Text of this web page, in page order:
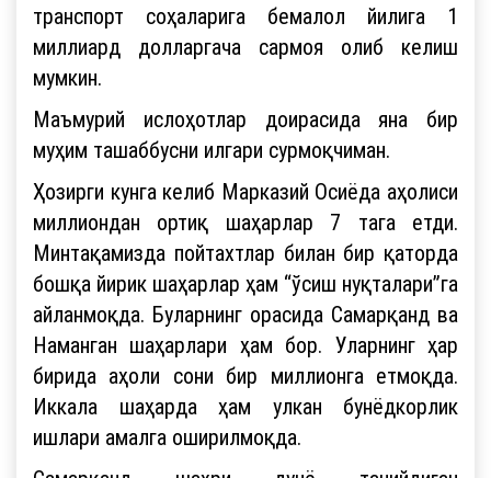
транспорт соҳаларига бемалол йилига 1
миллиард долларгача сармоя олиб келиш
мумкин.
Маъмурий ислоҳотлар доирасида яна бир
муҳим ташаббусни илгари сурмоқчиман.
Ҳозирги кунга келиб Марказий Осиёда аҳолиси
миллиондан ортиқ шаҳарлар 7 тага етди.
Минтақамизда пойтахтлар билан бир қаторда
бошқа йирик шаҳарлар ҳам “ўсиш нуқталари”га
айланмоқда. Буларнинг орасида Самарқанд ва
Наманган шаҳарлари ҳам бор. Уларнинг ҳар
бирида аҳоли сони бир миллионга етмоқда.
Иккала шаҳарда ҳам улкан бунёдкорлик
ишлари амалга оширилмоқда.